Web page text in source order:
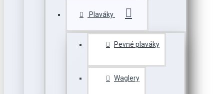
Plaváky
Pevné plaváky
Waglery